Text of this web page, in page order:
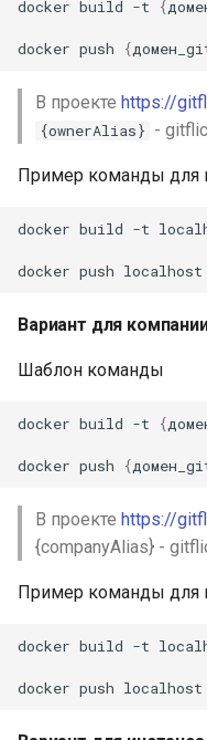
docker build -t {
docker push {
В проекте https://
{ownerAlias} -
Пример команды для
docker build -t
docker push
Вариант для
Шаблон команды
docker build -t {
docker push {
В проекте https://
{companyAlias} -
Пример команды для
docker build -t
docker push